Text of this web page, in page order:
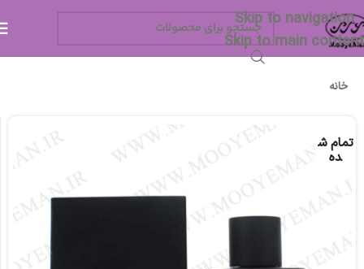
Skip to navigation
Skip to main content
خانه
تمام ش
ده